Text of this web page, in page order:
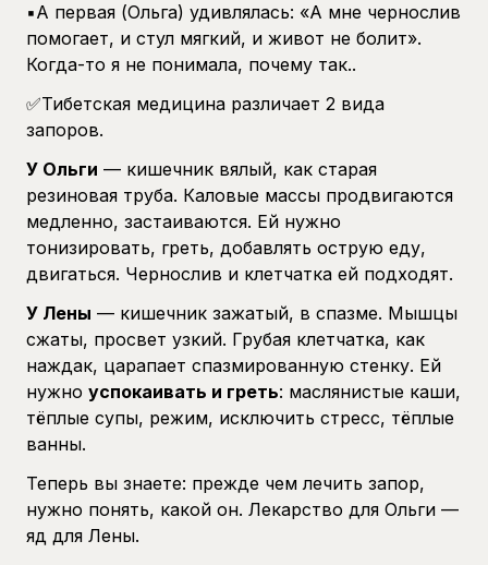
▪️А первая (Ольга) удивлялась: «А мне чернослив
помогает, и стул мягкий, и живот не болит».
Когда-то я не понимала, почему так..
✅Тибетская медицина различает 2 вида
запоров.
У Ольги — кишечник вялый, как старая
резиновая труба. Каловые массы продвигаются
медленно, застаиваются. Ей нужно
тонизировать, греть, добавлять острую еду,
двигаться. Чернослив и клетчатка ей подходят.
У Лены — кишечник зажатый, в спазме. Мышцы
сжаты, просвет узкий. Грубая клетчатка, как
наждак, царапает спазмированную стенку. Ей
нужно успокаивать и греть: маслянистые каши,
тёплые супы, режим, исключить стресс, тёплые
ванны.
Теперь вы знаете: прежде чем лечить запор,
нужно понять, какой он. Лекарство для Ольги —
яд для Лены.